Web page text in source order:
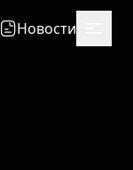
Новости